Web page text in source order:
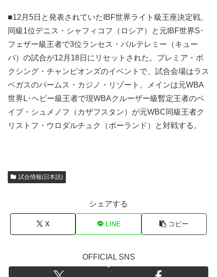
■12月5日と発表されていたIBF世界ライト級王座決定戦、
同級1位デニス・シャフィコフ（ロシア）と元IBF世界S･
フェザー級王者で3位ランセス・バルテレミー（キュー
バ）の試合が12月18日にリセットされた。プレミア・ボ
クシング・チャンピオンズのイベントで、試合会場はラス
ベガスのパームス・カジノ・リゾート。メインは元WBA
世界L･ヘビー級王者で現WBAクルーザー級暫定王者のベ
イブ・シュメノフ（カザフスタン）が元WBC同級王者ク
リストフ・ウロダルチュク（ポーランド）と対戦する。
試合情報(日本語)
シェアする
X LINE コピー
OFFICIAL SNS